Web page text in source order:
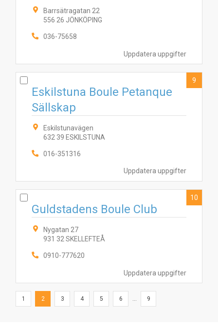
Uppdatera uppgifter
Barrsätragatan 22
556 26 JÖNKÖPING
036-75658
Uppdatera uppgifter
Eskilstuna Boule Petanque
Sällskap
Eskilstunavägen
632 39 ESKILSTUNA
016-351316
9
Uppdatera uppgifter
Guldstadens Boule Club
Nygatan 27
931 32 SKELLEFTEÅ
0910-777620
10
1 2 3 4 5 6 ... 9